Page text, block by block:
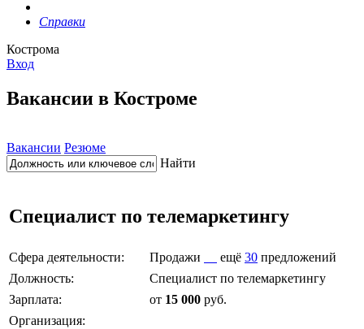
Справки
Кострома
Вход
Вакансии в Костроме
Вакансии Резюме
Найти
Специалист по телемаркетингу
Сфера деятельности: Продажи ещё 30 предложений
Должность:
Специалист по телемаркетингу
Зарплата:
от 15 000 руб.
Организация: